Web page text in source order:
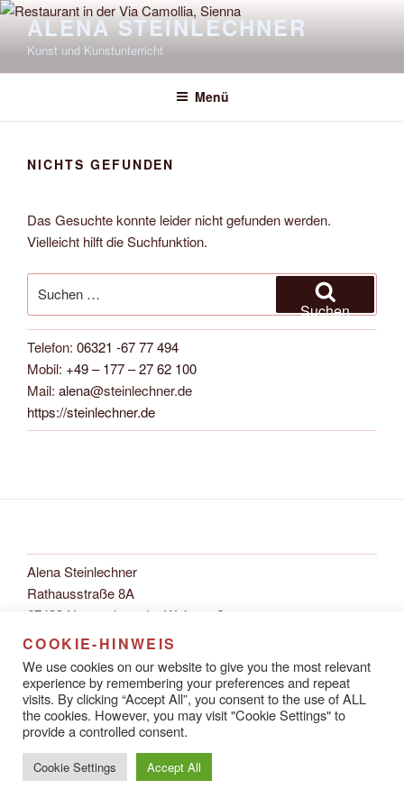
Zum
Inhalt
springen
ALENA STEINLECHNER
Kunst und Kunstunterricht
Menü
NICHTS GEFUNDEN
Das Gesuchte konnte leider nicht gefunden werden.
Vielleicht hilft die Suchfunktion.
nach:
Suchen
Telefon: 06321 -67 77 494
Mobil: +49 – 177 – 27 62 100
Mail: alena@steinlechner.de
https://steinlechner.de
Alena Steinlechner
Rathausstraße 8A
67433 Neustadt an der Weinstraße
Datenschutzerklärung Stolz präsentiert von WordPress
COOKIE-HINWEIS
We use cookies on our website to give you the most relevant
experience by remembering your preferences and repeat
visits. By clicking “Accept All”, you consent to the use of ALL
the cookies. However, you may visit "Cookie Settings" to
provide a controlled consent.
Cookie Settings Accept All